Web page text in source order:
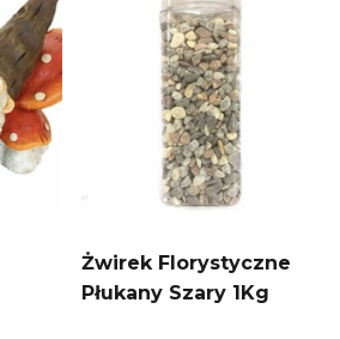
Żwirek Florystyczne
Płukany Szary 1Kg